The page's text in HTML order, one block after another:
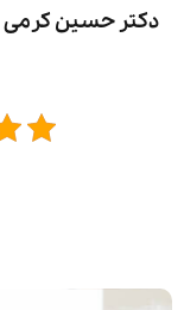
دکتر حسین کرمی